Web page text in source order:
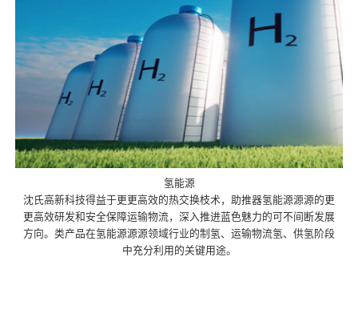
氢能源
沈氏高新科技得益于更更高效的热交换枝术，助推器氢能源源源的更
更高效研发和安全保障运输物流，深入推进蓝色魅力的可不间断发展
方向。类产品在氢能源源源领域行业的制氢、运输物流氢、供氢阶段
中充分利用的关键用途。